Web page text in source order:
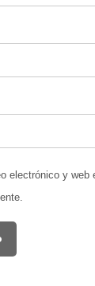
electrónico y web